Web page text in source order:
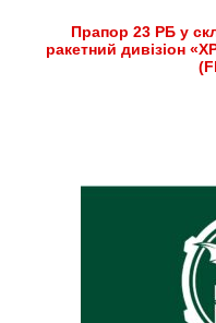
Прапор 23 РБ у
ракетний дивізіон